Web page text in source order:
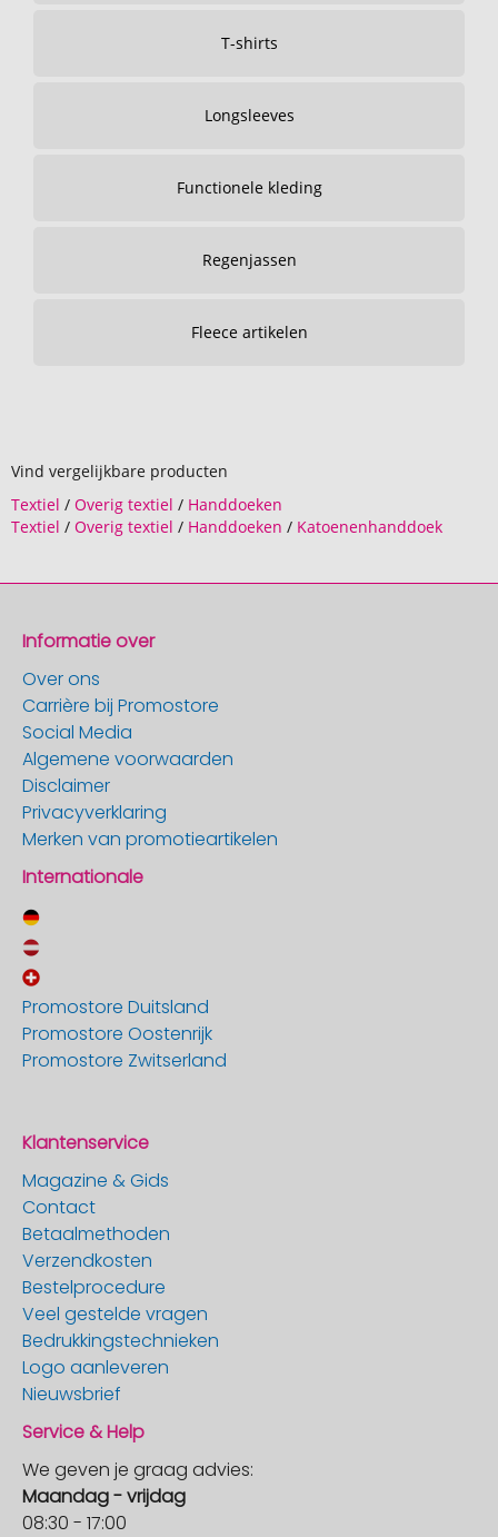
T-shirts
Longsleeves
Functionele kleding
Regenjassen
Fleece artikelen
Vind vergelijkbare producten
Textiel / Overig textiel / Handdoeken
Textiel / Overig textiel / Handdoeken / Katoenenhanddoek
Informatie over
Over ons
Carrière bij Promostore
Social Media
Algemene voorwaarden
Disclaimer
Privacyverklaring
Merken van promotieartikelen
Internationale
Promostore Duitsland
Promostore Oostenrijk
Promostore Zwitserland
Klantenservice
Magazine & Gids
Contact
Betaalmethoden
Verzendkosten
Bestelprocedure
Veel gestelde vragen
Bedrukkingstechnieken
Logo aanleveren
Nieuwsbrief
Service & Help
We geven je graag advies:
Maandag - vrijdag
08:30 - 17:00